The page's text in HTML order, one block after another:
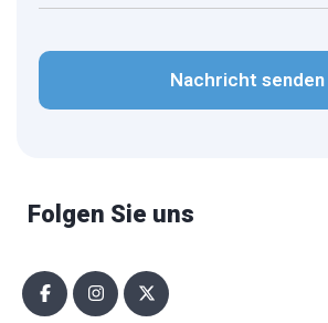
Folgen Sie uns